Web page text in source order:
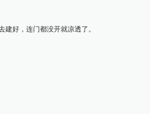
好，连门都没开就凉透了。